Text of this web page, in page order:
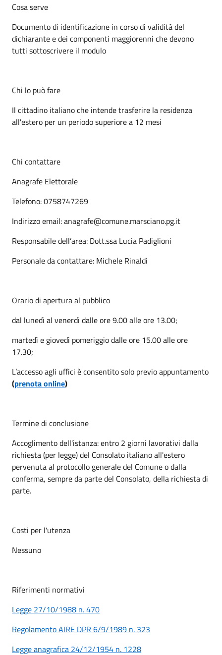
Cosa serve
Documento di identificazione in corso di validità del
dichiarante e dei componenti maggiorenni che devono
tutti sottoscrivere il modulo
Chi lo può fare
Il cittadino italiano che intende trasferire la residenza
all'estero per un periodo superiore a 12 mesi
Chi contattare
Anagrafe Elettorale
Telefono: 0758747269
Indirizzo email: anagrafe@comune.marsciano.pg.it
Responsabile dell’area: Dott.ssa Lucia Padiglioni
Personale da contattare: Michele Rinaldi
Orario di apertura al pubblico
dal lunedì al venerdì dalle ore 9.00 alle ore 13.00;
martedì e giovedì pomeriggio dalle ore 15.00 alle ore
17.30;
L’accesso agli uffici è consentito solo previo appuntamento
(prenota online)
Termine di conclusione
Accoglimento dell'istanza: entro 2 giorni lavorativi dalla
richiesta (per legge) del Consolato italiano all'estero
pervenuta al protocollo generale del Comune o dalla
conferma, sempre da parte del Consolato, della richiesta di
parte.
Costi per l'utenza
Nessuno
Riferimenti normativi
Legge 27/10/1988 n. 470
Regolamento AIRE DPR 6/9/1989 n. 323
Legge anagrafica 24/12/1954 n. 1228